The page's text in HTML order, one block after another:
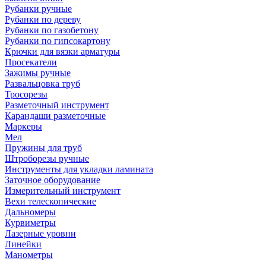
Рубанки ручные
Рубанки по дереву
Рубанки по газобетону
Рубанки по гипсокартону
Крючки для вязки арматуры
Просекатели
Зажимы ручные
Развальцовка труб
Тросорезы
Разметочный инструмент
Карандаши разметочные
Маркеры
Мел
Пружины для труб
Штроборезы ручные
Инструменты для укладки ламината
Заточное оборудование
Измерительный инструмент
Вехи телескопические
Дальномеры
Курвиметры
Лазерные уровни
Линейки
Манометры